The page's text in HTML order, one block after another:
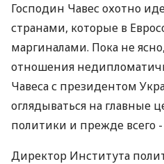
Господин Чавес охотно
странами, которые в
маргиналами. Пока не
отношения
Чавеса с президентом
оглядываться на главные
политики и прежде всего
Директор Института